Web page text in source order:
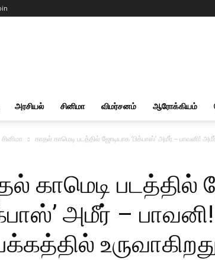
&
அரசியல் சினிமா விமர்சனம் ஆரோக்கியம்
சினிமா காதல் காமெடி படத்தில் ஜோடியாக ‘பிக்பாஸ்’ அமீர் – பாவனி!
காமெடி படத்தில்
அமீர் –